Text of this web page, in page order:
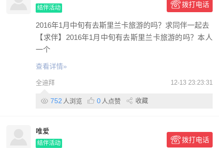
结伴活动 拨打电话
2016年1月中旬有去斯里兰卡旅游的吗？求同伴一起去
【求伴】2016年1月中旬有去斯里兰卡旅游的吗？本人
一个
查看详情»
全迪拜 12-13 23:23:31
752 人浏览 0 人点赞 收藏
唯爱
结伴活动 拨打电话